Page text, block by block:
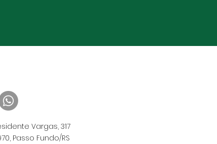
Vargas, 317
Passo Fundo/RS